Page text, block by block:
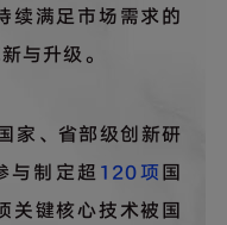
续满足市场需求的
与升级。
家、省部级创新研
与制定超 120项国
关键核心技术被国